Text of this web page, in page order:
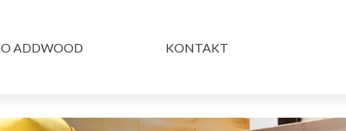
O ADDWOOD KONTAKT